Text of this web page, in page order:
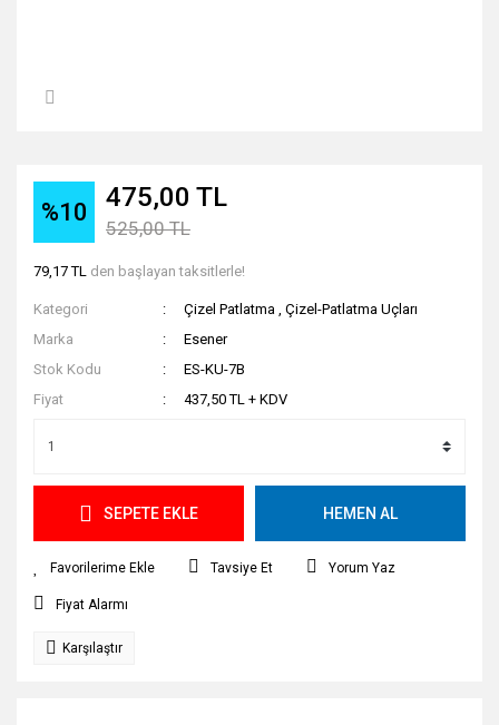
%10 475,00 TL
525,00 TL
79,17 TL den başlayan taksitlerle!
Kategori Çizel Patlatma ,Çizel-Patlatma Uçları
Marka
Esener
Stok Kodu
ES-KU-7B
Fiyat
437,50 TL + KDV
SEPETE EKLE HEMEN AL
Tavsiye Et Yorum Yaz
Fiyat Alarmı
Karşılaştır